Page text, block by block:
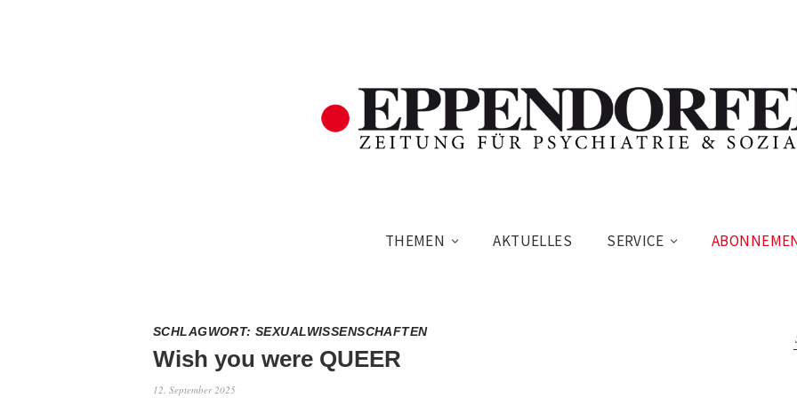
THEMEN AKTUELLES SERVICE
SCHLAGWORT:SEXUALWISSENSCHAFTEN
Wish you were QUEER
12. September 2025